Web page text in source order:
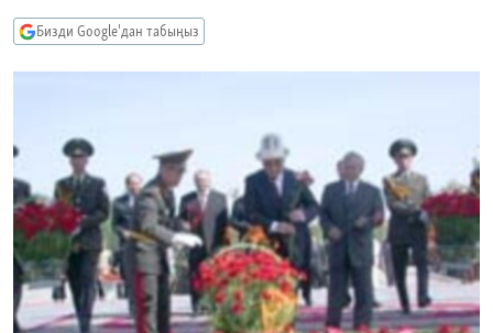
ЭКСПЕРТТЕР ТАЛДАЙТ
ЭЖЕ-СИҢДИЛЕР
АЗАТТЫК+
ЫҢГАЙСЫЗ СУРООЛОР
ӨЗГӨЧӨ ПИКИР
ОНЛАЙН ШЕРИНЕ
ЭЕ/АРнун бардык сайттары
Бизди Google'дан табыңыз